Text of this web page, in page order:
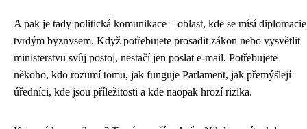
A pak je tady politická komunikace – oblast, kde se mísí
tvrdým byznysem. Když potřebujete prosadit zákon nebo vysvětlit
ministerstvu svůj postoj, nestačí jen poslat e-mail. Potřebujete
někoho, kdo rozumí tomu, jak funguje Parlament, jak přemýšlejí
úředníci, kde jsou příležitosti a kde naopak hrozí rizika.